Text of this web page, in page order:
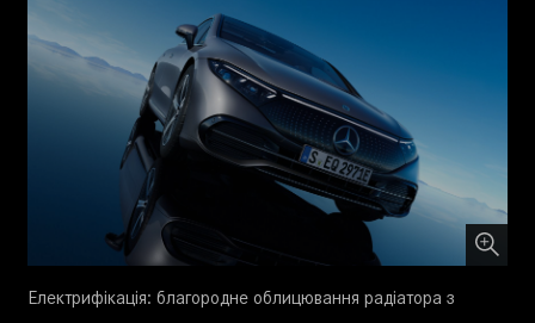
Електрифікація: благородне облицювання радіатора з